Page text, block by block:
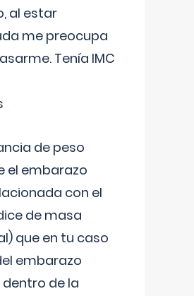
al estar
me preocupa
Tenía IMC
de peso
el embarazo
con el
de masa
que en tu caso
embarazo
de la